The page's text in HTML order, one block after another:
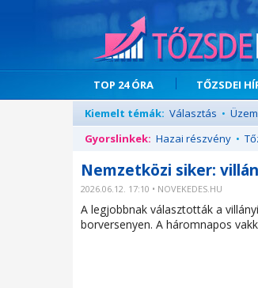
TOP 24 ÓRA TŐZSDEI
Kiemelt témák: Választás •
Gyorslinkek: Hazai részvény •
Nemzetközi siker:
2026.06.12. 17:10 • NOVEKEDES.HU
A legjobbnak választották a
borversenyen. A háromnapos